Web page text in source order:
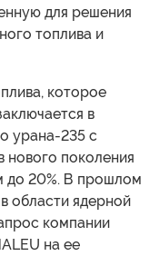
для решения
топлива и
которое
в
урана-235 с
нового поколения
до 20%. В прошлом
области ядерной
компании
на ее